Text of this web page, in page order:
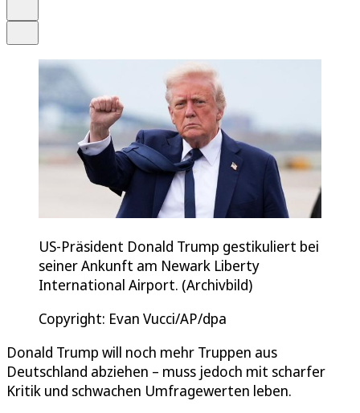
US-Präsident Donald Trump gestikuliert bei
seiner Ankunft am Newark Liberty
International Airport. (Archivbild)
Copyright: Evan Vucci/AP/dpa
Donald Trump will noch mehr Truppen aus
Deutschland abziehen – muss jedoch mit scharfer
Kritik und schwachen Umfragewerten leben.